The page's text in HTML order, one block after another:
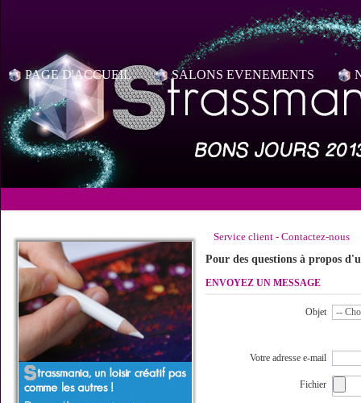
PAGE D'ACCUEIL SALONS EVENEMENTS
Service client - Contactez-nous
Pour des questions à propos
ENVOYEZ UN MESSAGE
Objet
Votre adresse e-mail
Fichier